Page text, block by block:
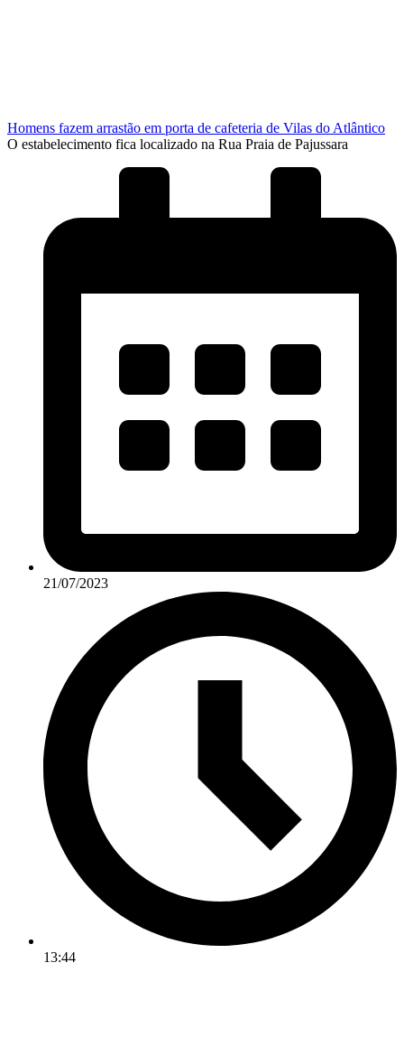
Homens fazem arrastão em porta de cafeteria de Vilas do Atlântico
O estabelecimento fica localizado na Rua Praia de Pajussara
21/07/2023
13:44